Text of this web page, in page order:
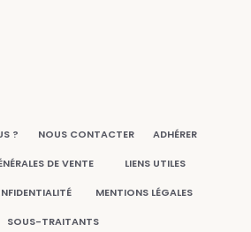
? NOUS CONTACTER ADHÉRER
DE VENTE LIENS UTILES
MENTIONS LÉGALES
SOUS-TRAITANTS